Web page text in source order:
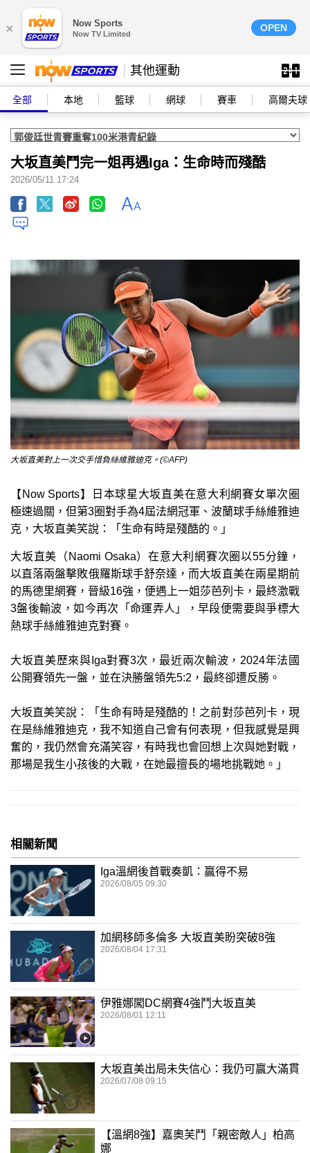
× Now Sports
Now TV Limited
OPEN
其他運動
全部 本地 籃球 網球 賽車 高爾夫球
大坂直美鬥完一姐再遇Iga：生命時而殘酷
2026/05/11 17:24
大坂直美對上一次交手惜負絲維雅迪克。(©AFP)
【Now Sports】日本球星大坂直美在意大利網賽女單次圈
極速過關，但第3圈對手為4屆法網冠軍、波蘭球手絲維雅迪
克，大坂直美笑說：「生命有時是殘酷的。」
大坂直美（Naomi Osaka）在意大利網賽次圈以55分鐘，
以直落兩盤擊敗俄羅斯球手舒奈達，而大坂直美在兩星期前
的馬德里網賽，晉級16強，便遇上一姐莎芭列卡，最終激戰
3盤後輸波，如今再次「命運弄人」，早段便需要與爭標大
熱球手絲維雅迪克對賽。
大坂直美歷來與Iga對賽3次，最近兩次輸波，2024年法國
公開賽領先一盤，並在決勝盤領先5:2，最終卻遭反勝。
大坂直美笑說：「生命有時是殘酷的！之前對莎芭列卡，現
在是絲維雅迪克，我不知道自己會有何表現，但我感覺是興
奮的，我仍然會充滿笑容，有時我也會回想上次與她對戰，
那場是我生小孩後的大戰，在她最擅長的場地挑戰她。」
相關新聞
Iga溫網後首戰奏凱：贏得不易
2026/08/05 09:30
加網移師多倫多 大坂直美盼突破8強
2026/08/04 17:31
伊雅娜闖DC網賽4強鬥大坂直美
2026/08/01 12:11
大坂直美出局未失信心：我仍可贏大滿貫
2026/07/08 09:15
【溫網8強】嘉奧芙鬥「親密敵人」柏高
娜